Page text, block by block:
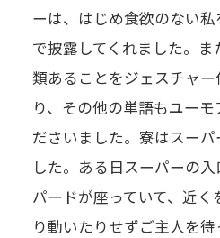
ーは、はじめ食欲のない
で披露してくれました。
類あることをジェスチャ
り、その他の単語もユーモ
ださいました。寮はスー
した。ある日スーパーの
パードが座っていて、近く
り動いたりせずご主人を